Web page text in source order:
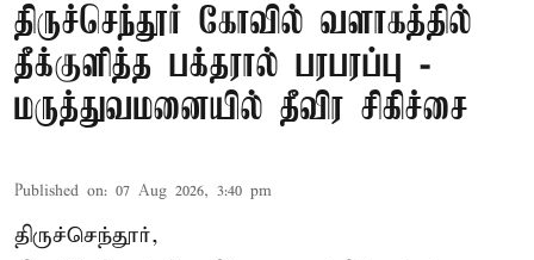
திருச்செந்தூர் கோவில் வளாகத்தில்
தீக்குளித்த பக்தரால் பரபரப்பு -
மருத்துவமனையில் தீவிர சிகிச்சை
Published on: 07 Aug 2026, 3:40 pm
திருச்செந்தூர்,